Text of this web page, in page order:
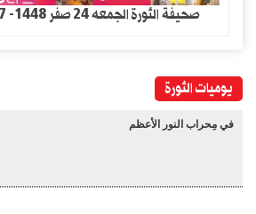
صحيفة الثورة الجمعه 24 صفر 1448- 7 اغسطس 2026
يوميات الثورة
في مِحراب النور الأعظم